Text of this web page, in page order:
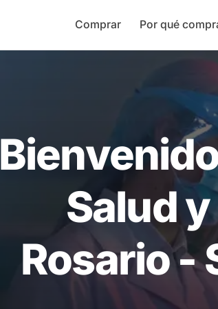
Comprar Por qué
Salud
Rosario -